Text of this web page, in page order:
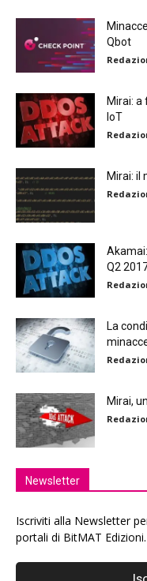
Qbot
Mirai: a
IoT
Mirai: il
Q2
La
Mirai,
Newsletter
Iscriviti alla Newsletter
portali di BitMAT Edizioni.